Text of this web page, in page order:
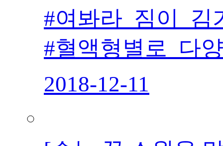
#여봐라_짐이_김
#혈액형별로_다
2018-12-11